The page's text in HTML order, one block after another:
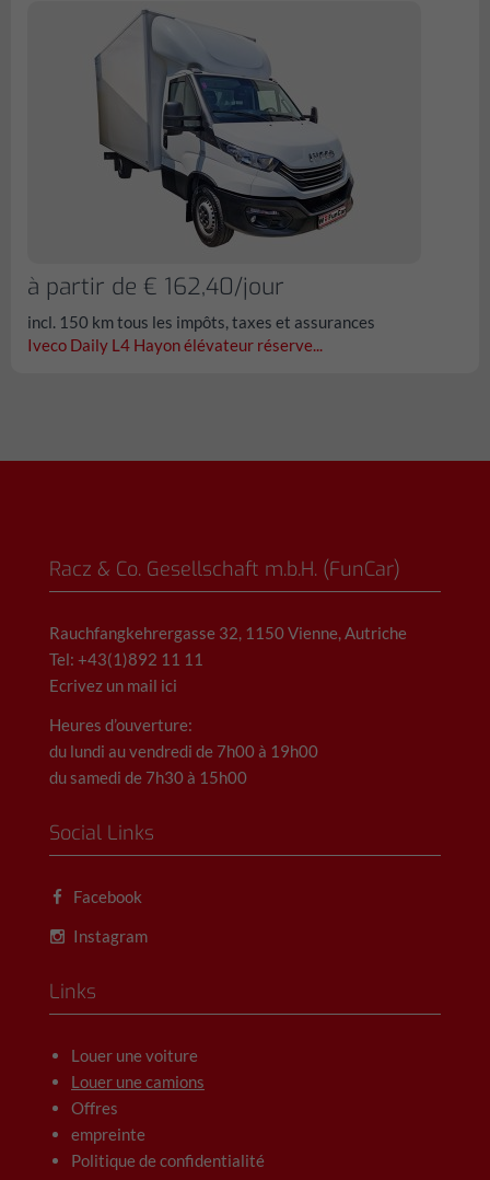
à partir de € 162,40/jour
incl. 150 km tous les impôts, taxes et assurances
Iveco Daily L4 Hayon élévateur réserve...
Racz & Co. Gesellschaft m.b.H. (FunCar)
Rauchfangkehrergasse 32, 1150 Vienne, Autriche
Tel: +43(1)892 11 11
Ecrivez un mail ici
Heures d’ouverture:
du lundi au vendredi de 7h00 à 19h00
du samedi de 7h30 à 15h00
Social Links
Facebook
Instagram
Links
Louer une voiture
Louer une camions
Offres
empreinte
Politique de confidentialité